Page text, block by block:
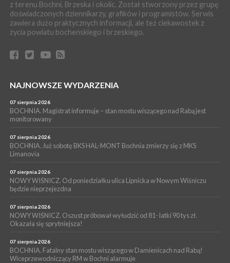
WYDARZENIA
06 sierpnia 2026
BRZESKO. Lepsze warunki dla strażaków z OSP Okocim!
WYDARZENIA
06 sierpnia 2026
BORZĘCIN. Już w najbliższy weekend XIX Borzęckie Święto
PIELGRZYMKA 2026
Z BOCHNI NA JASNĄ GÓRĘ. Drugi dzień wędrówki [ZDJĘCIA]
WYDARZENIA
NASZ NEWS. Powstał Komitet Ochrony Ładu
Przestrzennego Miasta Bochnia. To odpowiedź na działania
magistratu
z terenu Bochni, Brzeska i okolic. Został stworzony przez grupę
doświadczonych dziennikarzy, grafików i programistów. Serwis
zawiera dużo praktycznych informacji, ale też ciekawostek z
życia powiatu bocheńskiego i brzeskiego.
NAJNOWSZE WYDARZENIA
07 sierpnia 2026
BOCHNIA. Magistrat informuje – stan mostu wiszącego nad Rabą jest
monitorowany
07 sierpnia 2026
BOCHNIA. Już sobotę BKS HAL-MONT Bochnia zmierzy się z MKS
Limanovia
07 sierpnia 2026
NOWY WIŚNICZ. Od poniedziałku ulica Lipnicka w Nowym Wiśniczu
będzie nieprzejezdna
07 sierpnia 2026
NOWY WIŚNICZ. Oszust próbował wyłudzić od 81- latki 90 tys zł.
Okazała się sprytniejsza!
07 sierpnia 2026
BOCHNIA. Fatalny stan mostu wiszącego w Damienicach nad Rabą!
Wiceprzewodniczący RM w Bochni alarmuje